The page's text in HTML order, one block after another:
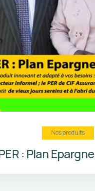
Nos produits
GALYAM